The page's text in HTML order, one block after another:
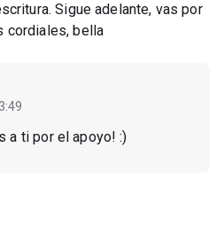
Sigue adelante, vas por
cordiales, bella
a ti por el apoyo! :)